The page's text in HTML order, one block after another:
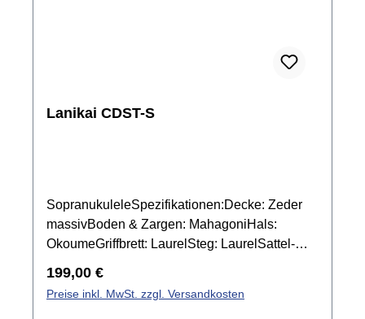
Lanikai CDST-S
SopranukuleleSpezifikationen:Decke: Zeder
massivBoden & Zargen: MahagoniHals:
OkoumeGriffbrett: LaurelSteg: LaurelSattel-
XBBindings: EchtholzMensur: 346
mmSattelbreite: 37,4 mmMechanik: Grover
Regulärer Preis:
199,00 €
Preise inkl. MwSt. zzgl. Versandkosten